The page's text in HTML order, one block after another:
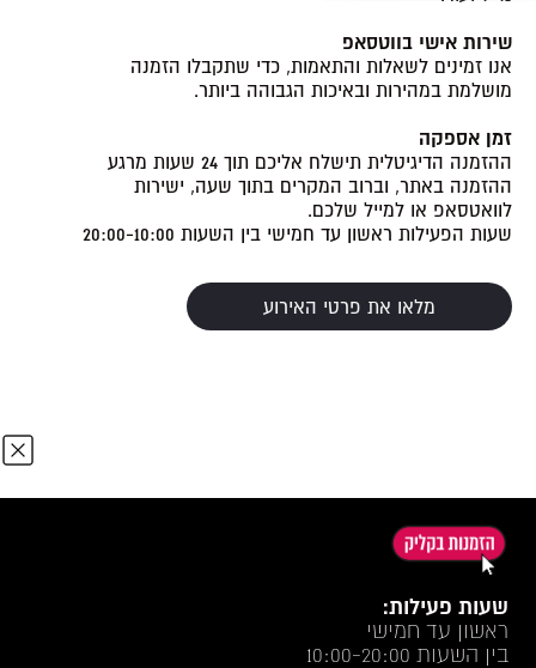
שירות אישי בווטסאפ
אנו זמינים לשאלות והתאמות, כדי שתקבלו הזמנה
מושלמת במהירות ובאיכות הגבוהה ביותר.
זמן אספקה
ההזמנה הדיגיטלית תישלח אליכם תוך 24 שעות מרגע
ההזמנה באתר, וברוב המקרים בתוך שעה, ישירות
לוואטסאפ או למייל שלכם.
שעות הפעילות ראשון עד חמישי בין השעות 20:00-10:00
מלאו את פרטי האירוע
שעות פעילות:
ראשון עד חמישי
בין השעות 10:00-20:00